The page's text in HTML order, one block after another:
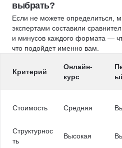
выбрать?
Если не можете определиться,
экспертами составили
и минусов каждого формата —
что подойдет именно вам.
Критерий
Онлайн-
курс
Стоимость Средняя
Структурнос
ть
Высокая